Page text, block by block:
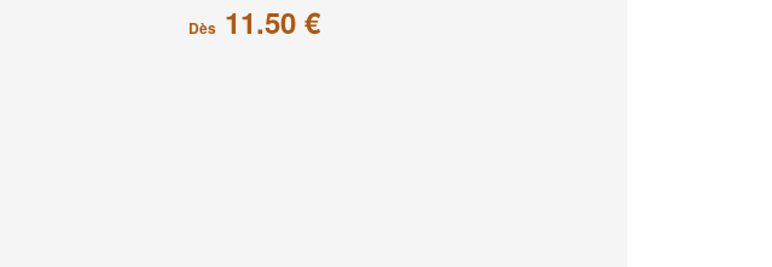
Dès 11.50 €